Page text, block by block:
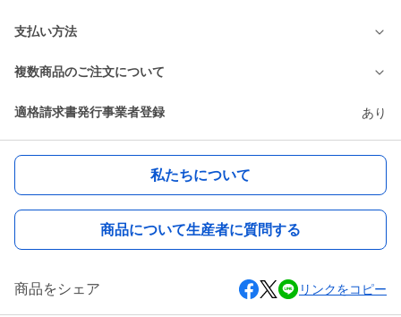
支払い方法
複数商品のご注文について
適格請求書発行事業者登録 あり
私たちについて
商品について生産者に質問する
商品をシェア リンクをコピー